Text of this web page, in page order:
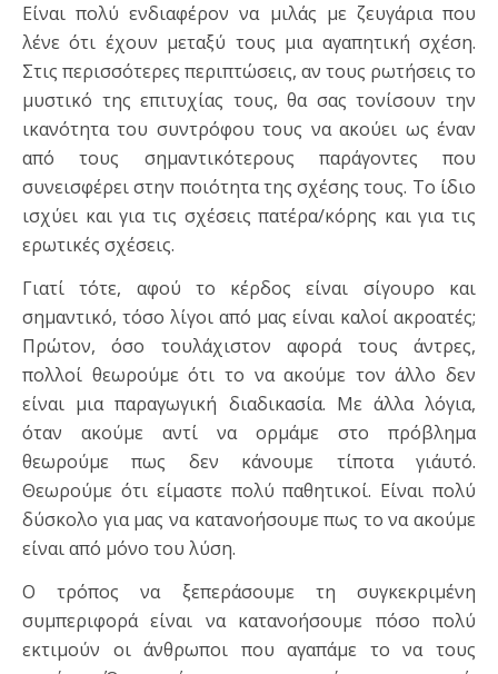
Είναι πολύ ενδιαφέρον να μιλάς με ζευγάρια που
λένε ότι έχουν μεταξύ τους μια αγαπητική σχέση.
Στις περισσότερες περιπτώσεις, αν τους ρωτήσεις το
μυστικό της επιτυχίας τους, θα σας τονίσουν την
ικανότητα του συντρόφου τους να ακούει ως έναν
από τους σημαντικότερους παράγοντες που
συνεισφέρει στην ποιότητα της σχέσης τους. Το ίδιο
ισχύει και για τις σχέσεις πατέρα/κόρης και για τις
ερωτικές σχέσεις.
Γιατί τότε, αφού το κέρδος είναι σίγουρο και
σημαντικό, τόσο λίγοι από μας είναι καλοί ακροατές;
Πρώτον, όσο τουλάχιστον αφορά τους άντρες,
πολλοί θεωρούμε ότι το να ακούμε τον άλλο δεν
είναι μια παραγωγική διαδικασία. Με άλλα λόγια,
όταν ακούμε αντί να ορμάμε στο πρόβλημα
θεωρούμε πως δεν κάνουμε τίποτα γι΄αυτό.
Θεωρούμε ότι είμαστε πολύ παθητικοί. Είναι πολύ
δύσκολο για μας να κατανοήσουμε πως το να ακούμε
είναι από μόνο του λύση.
Ο τρόπος να ξεπεράσουμε τη συγκεκριμένη
συμπεριφορά είναι να κατανοήσουμε πόσο πολύ
εκτιμούν οι άνθρωποι που αγαπάμε το να τους